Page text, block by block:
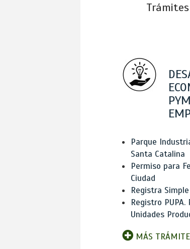
Trámites
Parque
Santa Catalina
Permiso para
Ciudad
Registra Simple
Registro PUPA.
Unidades
MÁS